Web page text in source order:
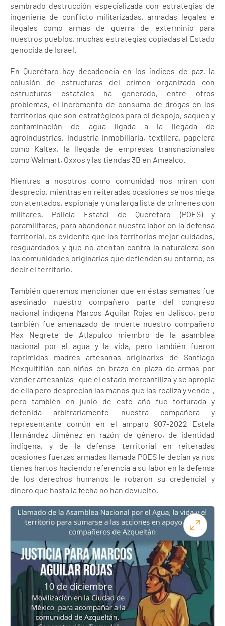
sembrado destrucción especializada con estrategias de
ingeniería de conflicto militarizadas, armadas legales e
ilegales como armas de guerra de exterminio para
nuestros pueblos, muchas estrategias copiadas al Estado
genocida de Israel.
En Querétaro hay decadencia en los índices de paz, la
colusión de estructuras del crimen organizado con
estructuras estatales ha generado, entre otros
problemas, el incremento de consumo de drogas en los
territorios que son estratégicos para el despojo, saqueo y
contaminación de agua ligada a la llegada de
agroindustrias, industria inmobiliaria, textilera, papelera
como Kaltex, la llegada de empresas transnacionales
como Walmart, Oxxos y las tiendas 3B en Amealco.
Mientras a nosotros como comunidad nos miran con
desprecio, mientras en reiteradas ocasiones se nos niega
con atentados, espionaje y una larga lista de crímenes con
militares, Policía Estatal de Querétaro (POES) y
paramilitares, para abandonar nuestra labor en la defensa
territorial, es evidente que los territorios mejor cuidados,
resguardados y que no atentan contra la naturaleza son
las comunidades originarias que defienden su entorno, es
decir el territorio.
También queremos mencionar que en éstas semanas fue
asesinado nuestro compañero parte del congreso
nacional indígena Marcos Aguilar Rojas en Jalisco, pero
también fue amenazado de muerte nuestro compañero
Max Negrete de Atlapulco miembro de la asamblea
nacional por el agua y la vida, pero también fueron
reprimidas madres artesanas originarixs de Santiago
Mexquititlán con niños en brazo en plaza de armas por
vender artesanías -que el estado mercantiliza y se apropia
de ella pero desprecian las manos que las realiza y vende-,
pero también en junio de este año fue torturada y
detenida arbitrariamente nuestra compañera y
representante común en el amparo 907-2022 Estela
Hernández Jiménez en razón de género, de identidad
indígena, y de la defensa territorial en reiteradas
ocasiones fuerzas armadas llamada POES le decían ya nos
tienes hartos haciendo referencia a su labor en la defensa
de los derechos humanos le robaron su credencial y
dinero que hasta la fecha no han devuelto.